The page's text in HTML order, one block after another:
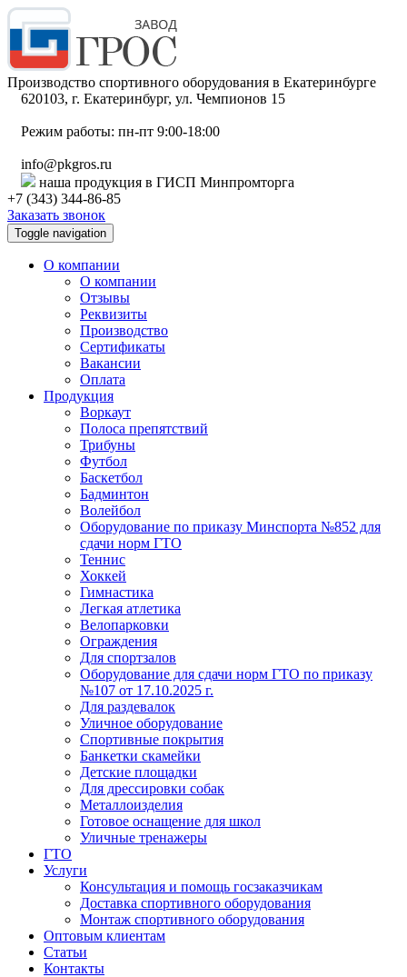
Производство спортивного оборудования в Екатеринбурге
620103, г. Екатеринбург, ул. Чемпионов 15
Режим работы: пн-пт 9:00-18:00
info@pkgros.ru
наша продукция в ГИСП Минпромторга
+7 (343) 344-86-85
Заказать звонок
Toggle navigation
О компании
О компании
Отзывы
Реквизиты
Производство
Сертификаты
Вакансии
Оплата
Продукция
Воркаут
Полоса препятствий
Трибуны
Футбол
Баскетбол
Бадминтон
Волейбол
Оборудование по приказу Минспорта №852 для
сдачи норм ГТО
Теннис
Хоккей
Гимнастика
Легкая атлетика
Велопарковки
Ограждения
Для спортзалов
Оборудование для сдачи норм ГТО по приказу
№107 от 17.10.2025 г.
Для раздевалок
Уличное оборудование
Спортивные покрытия
Банкетки скамейки
Детские площадки
Для дреcсировки собак
Металлоизделия
Готовое оснащение для школ
Уличные тренажеры
ГТО
Услуги
Консультация и помощь госзаказчикам
Доставка спортивного оборудования
Монтаж спортивного оборудования
Оптовым клиентам
Статьи
Контакты